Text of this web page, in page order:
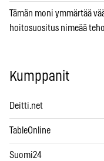
Tämän moni ymmärtää
hoitosuositus nimeää
Kumppanit
Deitti.net
TableOnline
Suomi24